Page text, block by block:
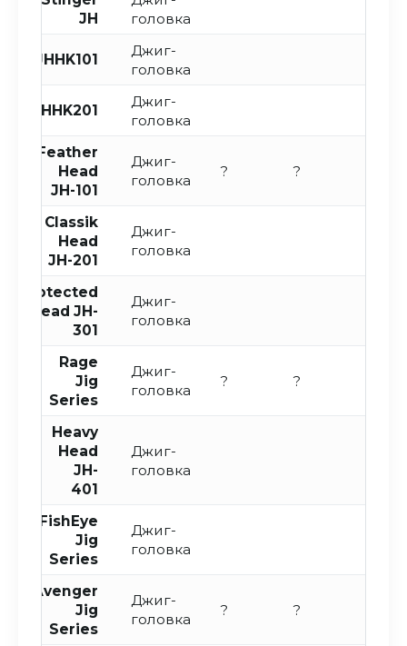
JH
головка
JHHK101
Джиг-
головка
JHHK201
Джиг-
головка
Feather
Head
JH-101
Джиг-
головка
? ?
Classik
Head
JH-201
Джиг-
головка
Protected
Head JH-
301
Джиг-
головка
Rage
Jig
Series
Джиг-
головка
? ?
Heavy
Head
JH-
401
Джиг-
головка
FishEye
Jig
Series
Джиг-
головка
Avenger
Jig
Series
Джиг-
головка
? ?